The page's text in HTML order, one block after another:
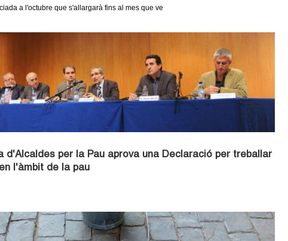
a l'octubre que s'allargarà fins al mes que ve
d'Alcaldes per la Pau aprova una Declaració per treballar
l'àmbit de la pau